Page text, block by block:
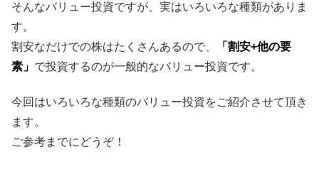
そんなバリュー投資ですが、実はいろいろな種類がありま
す。
割安なだけでの株はたくさんあるので、
「割安+他の要
素」 で投資するのが一般的なバリュー投資です。
今回はいろいろな種類のバリュー投資をご紹介させて頂き
ます。
ご参考までにどうぞ！